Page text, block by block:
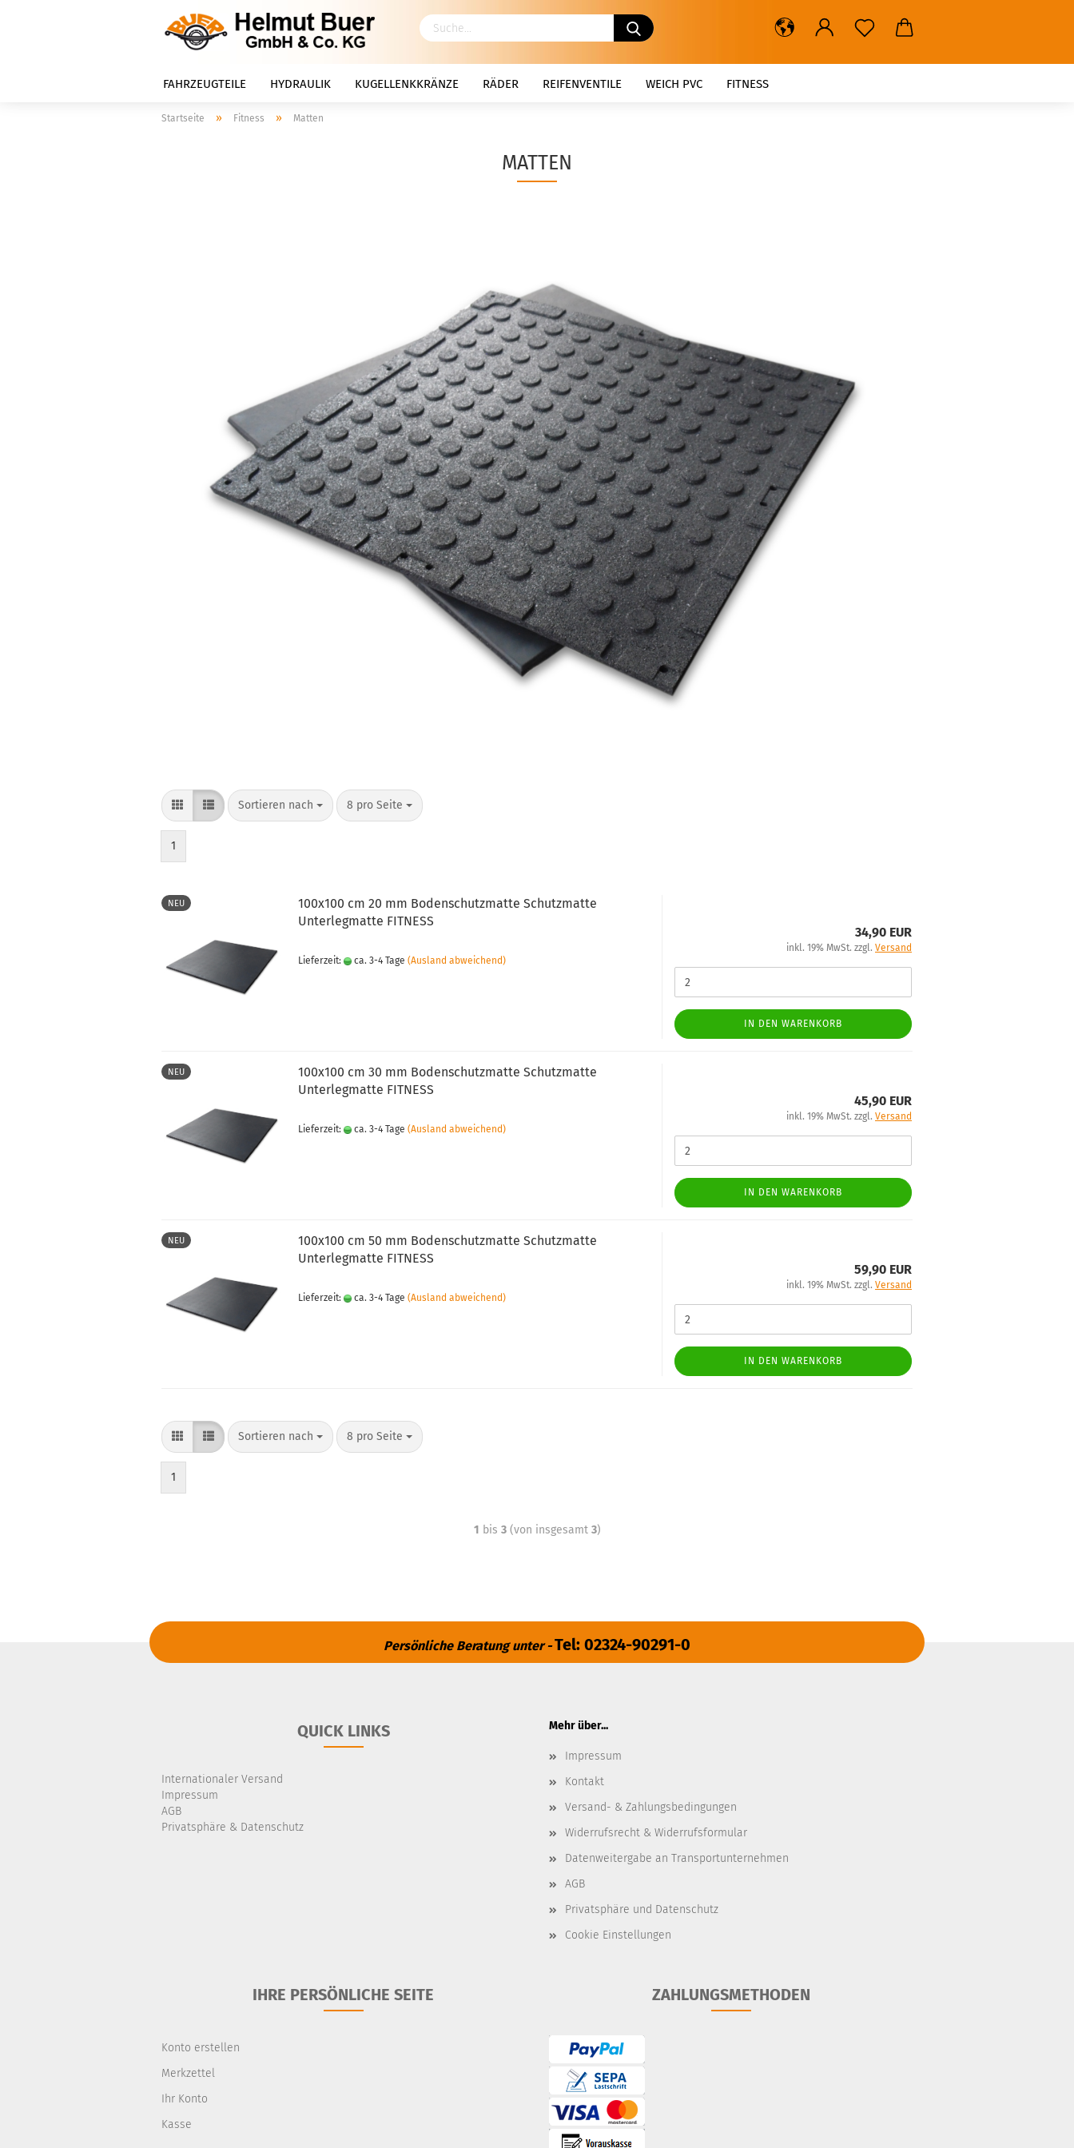
FAHRZEUGTEILE HYDRAULIK KUGELLENKKRÄNZE RÄDER REIFENVENTILE WEICH PVC FITNESS
Startseite » Fitness » Matten
MATTEN
Sortieren nach 8 pro Seite
1
NEU
100x100 cm 20 mm Bodenschutzmatte Schutzmatte
Unterlegmatte FITNESS
Lieferzeit: ca. 3-4 Tage (Ausland abweichend)
34,90 EUR
inkl. 19% MwSt. zzgl. Versand
IN DEN WARENKORB
NEU
100x100 cm 30 mm Bodenschutzmatte Schutzmatte
Unterlegmatte FITNESS
Lieferzeit: ca. 3-4 Tage (Ausland abweichend)
45,90 EUR
inkl. 19% MwSt. zzgl. Versand
IN DEN WARENKORB
NEU
100x100 cm 50 mm Bodenschutzmatte Schutzmatte
Unterlegmatte FITNESS
Lieferzeit: ca. 3-4 Tage (Ausland abweichend)
59,90 EUR
inkl. 19% MwSt. zzgl. Versand
IN DEN WARENKORB
Sortieren nach 8 pro Seite
1
1 bis 3(von insgesamt 3)
Persönliche Beratung unter -Tel: 02324-90291-0
QUICK LINKS
Internationaler Versand
Impressum
AGB
Privatsphäre & Datenschutz
Mehr über...
Impressum
Kontakt
Versand- & Zahlungsbedingungen
Widerrufsrecht & Widerrufsformular
Datenweitergabe an Transportunternehmen
AGB
Privatsphäre und Datenschutz
Cookie Einstellungen
IHRE PERSÖNLICHE SEITE
Konto erstellen
Merkzettel
Ihr Konto
Kasse
ZAHLUNGSMETHODEN